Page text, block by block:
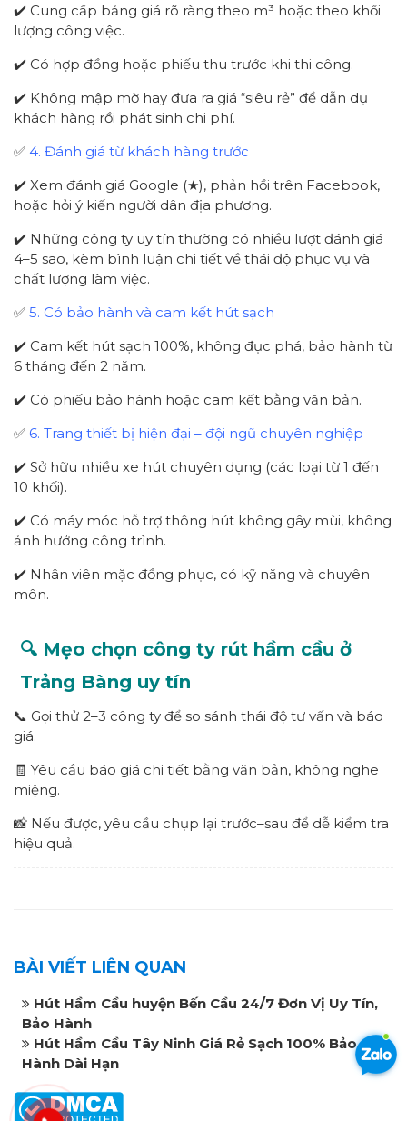
✔️ Cung cấp bảng giá rõ ràng theo m³ hoặc theo khối
lượng công việc.
✔️ Có hợp đồng hoặc phiếu thu trước khi thi công.
✔️ Không mập mờ hay đưa ra giá “siêu rẻ” để dẫn dụ
khách hàng rồi phát sinh chi phí.
✅ 4. Đánh giá từ khách hàng trước
✔️ Xem đánh giá Google (★), phản hồi trên Facebook,
hoặc hỏi ý kiến người dân địa phương.
✔️ Những công ty uy tín thường có nhiều lượt đánh giá
4–5 sao, kèm bình luận chi tiết về thái độ phục vụ và
chất lượng làm việc.
✅ 5. Có bảo hành và cam kết hút sạch
✔️ Cam kết hút sạch 100%, không đục phá, bảo hành từ
6 tháng đến 2 năm.
✔️ Có phiếu bảo hành hoặc cam kết bằng văn bản.
✅ 6. Trang thiết bị hiện đại – đội ngũ chuyên nghiệp
✔️ Sở hữu nhiều xe hút chuyên dụng (các loại từ 1 đến
10 khối).
✔️ Có máy móc hỗ trợ thông hút không gây mùi, không
ảnh hưởng công trình.
✔️ Nhân viên mặc đồng phục, có kỹ năng và chuyên
môn.
🔍 Mẹo chọn công ty rút hầm cầu ở
Trảng Bàng uy tín
📞 Gọi thử 2–3 công ty để so sánh thái độ tư vấn và báo
giá.
🧾 Yêu cầu báo giá chi tiết bằng văn bản, không nghe
miệng.
📸 Nếu được, yêu cầu chụp lại trước–sau để dễ kiểm tra
hiệu quả.
BÀI VIẾT LIÊN QUAN
Hút Hầm Cầu huyện Bến Cầu 24/7 Đơn Vị Uy Tín,
Bảo Hành
Hút Hầm Cầu Tây Ninh Giá Rẻ Sạch 100% Bảo
Hành Dài Hạn